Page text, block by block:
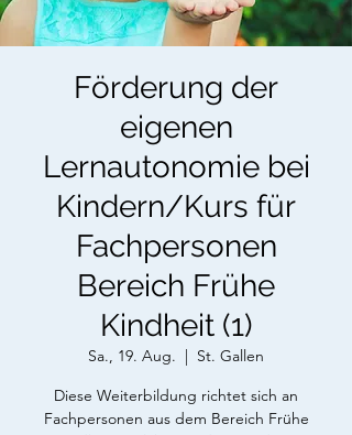
Förderung der
eigenen
Lernautonomie bei
Kindern/Kurs für
Fachpersonen
Bereich Frühe
Kindheit (1)
Sa., 19. Aug.
  |
St. Gallen
Diese Weiterbildung richtet sich an
Fachpersonen aus dem Bereich Frühe